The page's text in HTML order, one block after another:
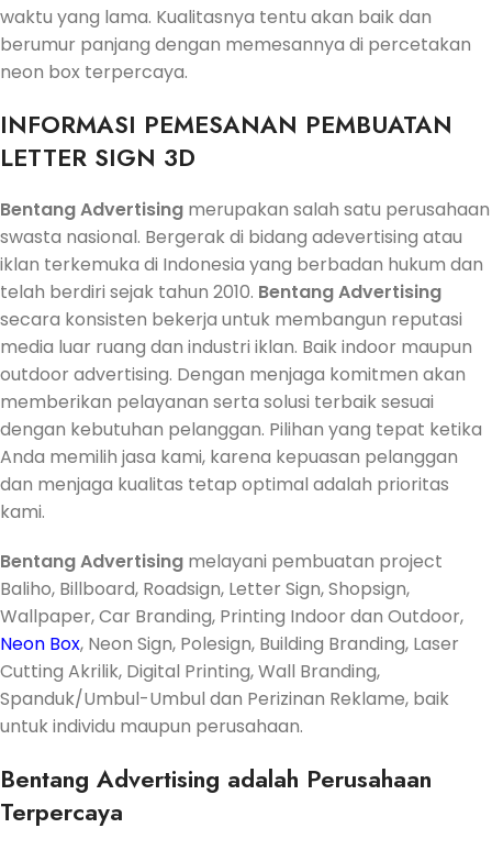
waktu yang lama. Kualitasnya tentu akan baik dan
berumur panjang dengan memesannya di percetakan
neon box terpercaya.
INFORMASI PEMESANAN PEMBUATAN
LETTER SIGN 3D
Bentang Advertising merupakan salah satu perusahaan
swasta nasional. Bergerak di bidang adevertising atau
iklan terkemuka di Indonesia yang berbadan hukum dan
telah berdiri sejak tahun 2010. Bentang Advertising
secara konsisten bekerja untuk membangun reputasi
media luar ruang dan industri iklan. Baik indoor maupun
outdoor advertising. Dengan menjaga komitmen akan
memberikan pelayanan serta solusi terbaik sesuai
dengan kebutuhan pelanggan. Pilihan yang tepat ketika
Anda memilih jasa kami, karena kepuasan pelanggan
dan menjaga kualitas tetap optimal adalah prioritas
kami.
Bentang Advertising melayani pembuatan project
Baliho, Billboard, Roadsign, Letter Sign, Shopsign,
Wallpaper, Car Branding, Printing Indoor dan Outdoor,
Neon Box, Neon Sign, Polesign, Building Branding, Laser
Cutting Akrilik, Digital Printing, Wall Branding,
Spanduk/Umbul-Umbul dan Perizinan Reklame, baik
untuk individu maupun perusahaan.
Bentang Advertising adalah Perusahaan
Terpercaya